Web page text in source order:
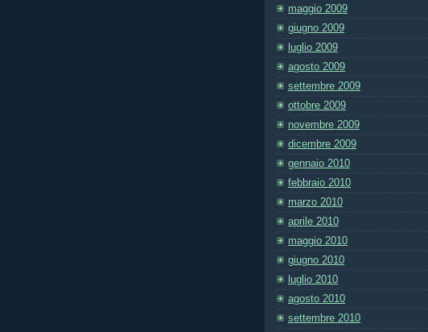
maggio 2009
giugno 2009
luglio 2009
agosto 2009
settembre 2009
ottobre 2009
novembre 2009
dicembre 2009
gennaio 2010
febbraio 2010
marzo 2010
aprile 2010
maggio 2010
giugno 2010
luglio 2010
agosto 2010
settembre 2010